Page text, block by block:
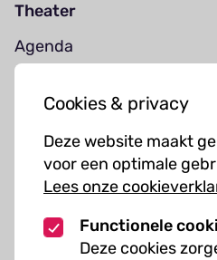
Cookies & privacy
Deze website maakt
voor een optimale
Lees onze
Functionele
Deze cookies
Theater
Agenda
Muziekcursussen
Kunst cursussen
Over ons